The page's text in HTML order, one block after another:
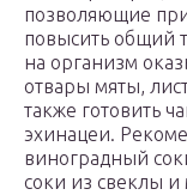
позволяющие
повысить общий
на организм
отвары мяты,
также готовить
эхинацеи.
виноградный
соки из свеклы